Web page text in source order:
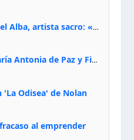
José Ricardo González del Alba, artista sacro: «Yo oro, hablo con Dios, le pido al Espíritu Santo su inspiración y siempre pinto rezando el rosario para que sea Él quien actúe a través de mis manos»
Santa Mama Antula (María Antonia de Paz y Figueroa)
'La Odisea' de Nolan
al emprender